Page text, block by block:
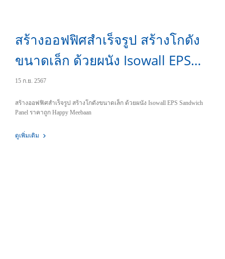
สร้างออฟฟิศสำเร็จรูป สร้างโกดัง
ขนาดเล็ก ด้วยผนัง Isowall EPS
Sandwich Panel ราคาถูก
15 ก.ย. 2567
สร้างออฟฟิศสำเร็จรูป สร้างโกดังขนาดเล็ก ด้วยผนัง Isowall EPS Sandwich
Panel ราคาถูก Happy Meebaan
ดูเพิ่มเติม